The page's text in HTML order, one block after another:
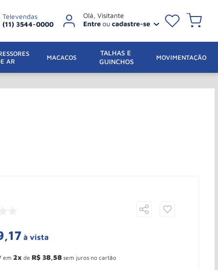
Televendas
(11) 3544-0000
AR
MACACOS
TALHAS E
GUINCHOS
MOVIMENTAÇÃO
,17 à vista
em 2 de R$ 38,58sem juros no cartão